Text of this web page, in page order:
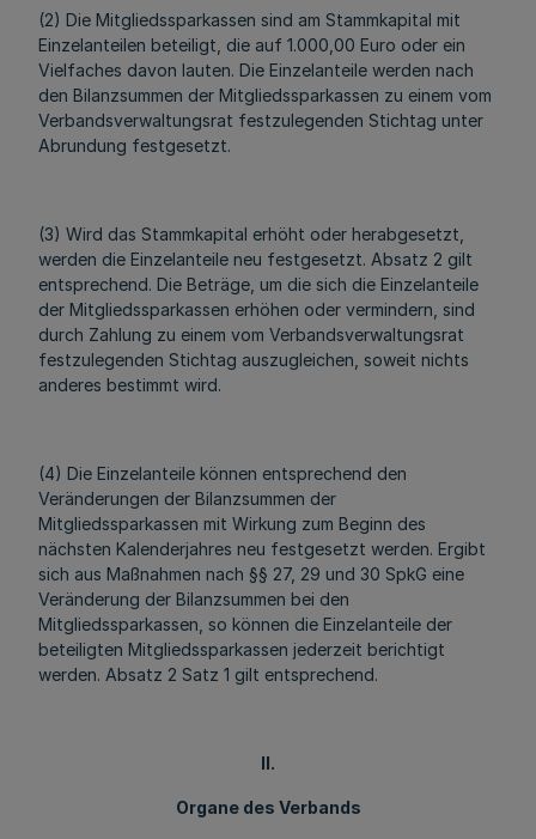
(2) Die Mitgliedssparkassen sind am Stammkapital mit
Einzelanteilen beteiligt, die auf 1.000,00 Euro oder ein
Vielfaches davon lauten. Die Einzelanteile werden nach
den Bilanzsummen der Mitgliedssparkassen zu einem vom
Verbandsverwaltungsrat festzulegenden Stichtag unter
Abrundung festgesetzt.
(3) Wird das Stammkapital erhöht oder herabgesetzt,
werden die Einzelanteile neu festgesetzt. Absatz 2 gilt
entsprechend. Die Beträge, um die sich die Einzelanteile
der Mitgliedssparkassen erhöhen oder vermindern, sind
durch Zahlung zu einem vom Verbandsverwaltungsrat
festzulegenden Stichtag auszugleichen, soweit nichts
anderes bestimmt wird.
(4) Die Einzelanteile können entsprechend den
Veränderungen der Bilanzsummen der
Mitgliedssparkassen mit Wirkung zum Beginn des
nächsten Kalenderjahres neu festgesetzt werden. Ergibt
sich aus Maßnahmen nach §§ 27, 29 und 30 SpkG eine
Veränderung der Bilanzsummen bei den
Mitgliedssparkassen, so können die Einzelanteile der
beteiligten Mitgliedssparkassen jederzeit berichtigt
werden. Absatz 2 Satz 1 gilt entsprechend.
II.
Organe des Verbands